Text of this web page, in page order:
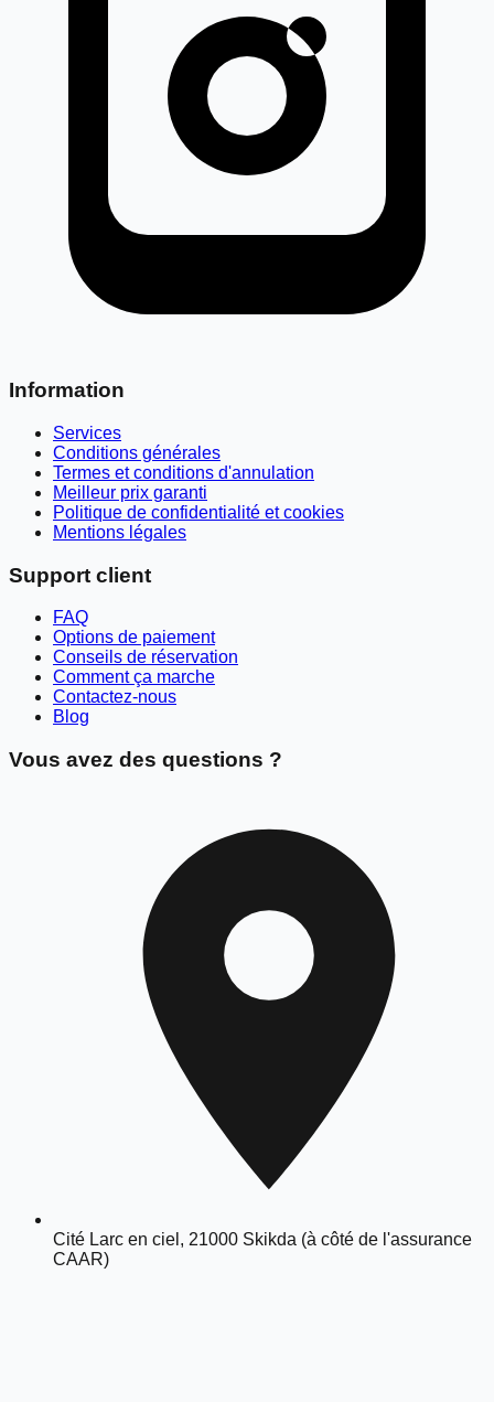
Information
Services
Conditions générales
Termes et conditions d'annulation
Meilleur prix garanti
Politique de confidentialité et cookies
Mentions légales
Support client
FAQ
Options de paiement
Conseils de réservation
Comment ça marche
Contactez-nous
Blog
Vous avez des questions ?
Cité Larc en ciel, 21000 Skikda (à côté de l'assurance
CAAR)